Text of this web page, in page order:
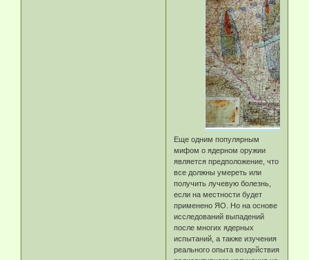
Еще одним популярным
мифом о ядерном оружии
является предположение, что
все должны умереть или
получить лучевую болезнь,
если на местности будет
применено ЯО. Но на основе
исследований выпадений
после многих ядерных
испытаний, а также изучения
реального опыта воздействия